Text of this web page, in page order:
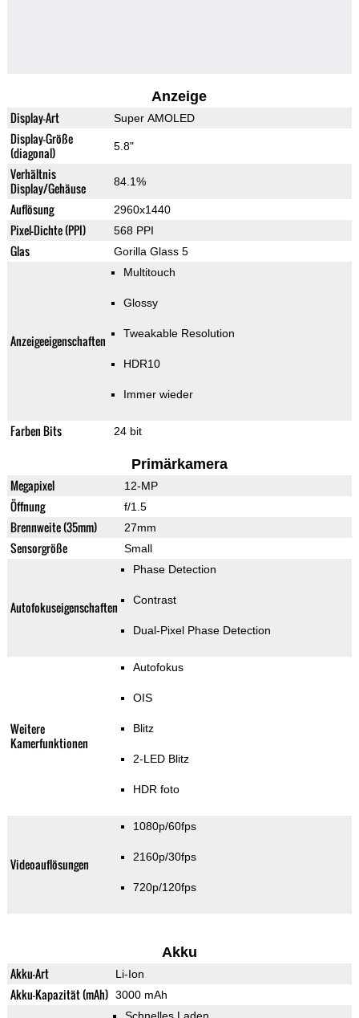
Anzeige
Display-Art Super AMOLED
Display-Größe
(diagonal)
5.8"
Verhältnis
Display/Gehäuse
84.1%
Auflösung 2960x1440
Pixel-Dichte (PPI) 568 PPI
Glas Gorilla Glass 5
Anzeigeeigenschaften
Multitouch
Glossy
Tweakable Resolution
HDR10
Immer wieder
Farben Bits 24 bit
Primärkamera
Megapixel 12-MP
Öffnung f/1.5
Brennweite (35mm) 27mm
Sensorgröße Small
Autofokuseigenschaften
Phase Detection
Contrast
Dual-Pixel Phase Detection
Weitere
Kamerfunktionen
Autofokus
OIS
Blitz
2-LED Blitz
HDR foto
Videoauflösungen
1080p/60fps
2160p/30fps
720p/120fps
Akku
Akku-Art Li-Ion
Akku-Kapazität (mAh) 3000 mAh